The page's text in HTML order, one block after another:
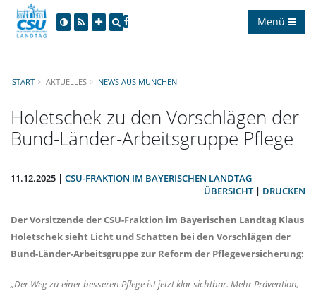
Menü
START AKTUELLES NEWS AUS MÜNCHEN
Holetschek zu den Vorschlägen der
Bund-Länder-Arbeitsgruppe Pflege
11.12.2025 | CSU-FRAKTION IM BAYERISCHEN LANDTAG
ÜBERSICHT| DRUCKEN
Der Vorsitzende der CSU-Fraktion im Bayerischen LandtagKlaus
Holetscheksieht Licht und Schatten bei den Vorschlägen der
Bund-Länder-Arbeitsgruppe zur Reform der Pflegeversicherung:
Der Weg zu einer besseren Pflege ist jetzt klar sichtbar. Mehr Prävention,